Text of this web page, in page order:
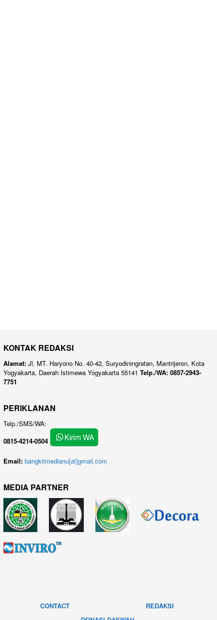
KONTAK REDAKSI
Alamat: Jl. MT. Haryono No. 40-42, Suryodiningratan, Mantrijeron, Kota
Yogyakarta, Daerah Istimewa Yogyakarta 55141 Telp./WA: 0857-2943-
7751
PERIKLANAN
Telp./SMS/WA:
0815-4214-0504
Email: bangkitmedianu[at]gmail.com
MEDIA PARTNER
CONTACT
REDAKSI